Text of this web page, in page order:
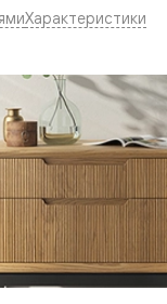
Характеристики